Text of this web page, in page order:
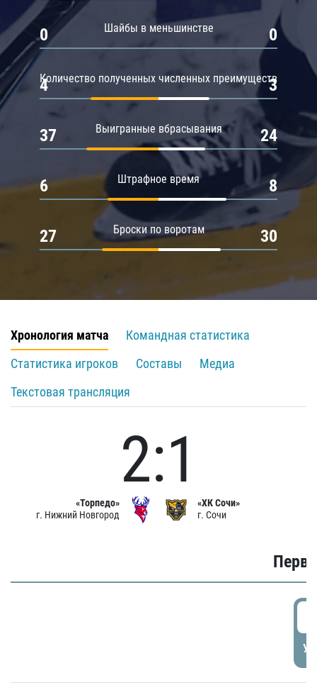
Шайбы в меньшинстве
0 0
Количество полученных численных преимуществ
4 3
Выигранные вбрасывания
37 24
Штрафное время
6 8
Броски по воротам
27 30
Хронология матча
Командная статистика
Статистика игроков
Составы
Медиа
Текстовая трансляция
«Торпедо»
г. Нижний Новгород
2:1
«ХК Сочи»
г. Сочи